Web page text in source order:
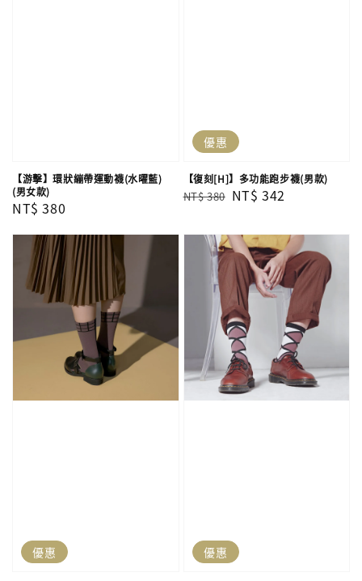
【游擊】環狀繃帶運動襪(水曜藍)
(男女款)
Regular
NT$ 380
優惠
【復刻[H]】多功能跑步襪(男款)
Regular
NT$ 380 Sale
NT$ 342
優惠 優惠